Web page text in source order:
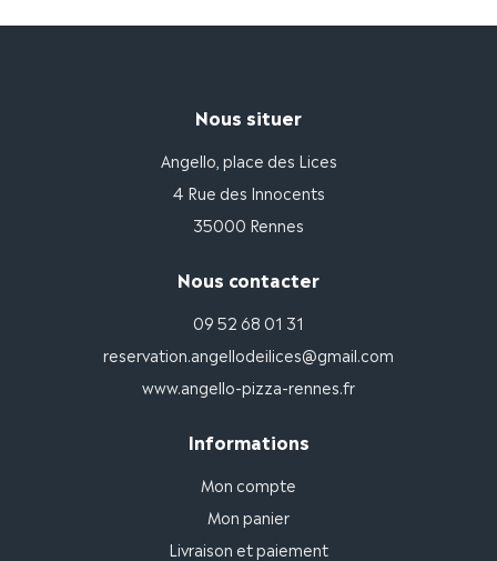
Nous situer
Angello, place des Lices
4 Rue des Innocents
35000 Rennes
Nous contacter
09 52 68 01 31
reservation.angellodeilices@gmail.com
www.angello-pizza-rennes.fr
Informations
Mon compte
Mon panier
Livraison et paiement